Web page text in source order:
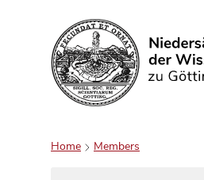
Search
Home Members